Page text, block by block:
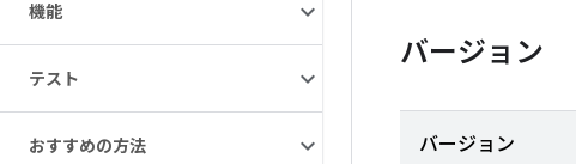
機能
テスト
おすすめの方法
バージョン
バージョン